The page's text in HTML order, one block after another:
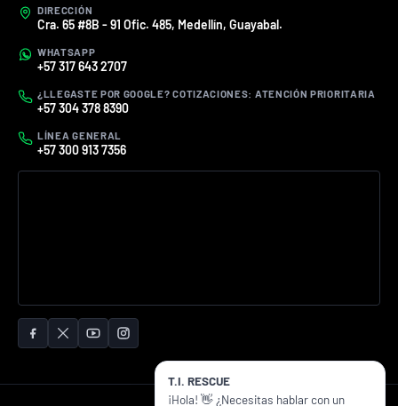
DIRECCIÓN
Cra. 65 #8B - 91 Ofic. 485, Medellín, Guayabal.
WHATSAPP
+57 317 643 2707
¿LLEGASTE POR GOOGLE? COTIZACIONES: ATENCIÓN PRIORITARIA
+57 304 378 8390
LÍNEA GENERAL
+57 300 913 7356
T.I. RESCUE
¡Hola! 👋 ¿Necesitas hablar con un